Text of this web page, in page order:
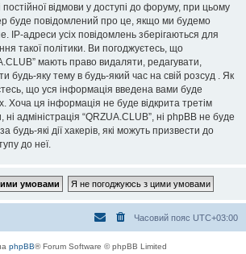
постійної відмови у доступі до форуму, при цьому
буде повідомлений про це, якщо ми будемо
IP-адреси усіх повідомлень зберігаються для
такої політики. Ви погоджуєтесь, що
мають право видаляти, редагувати,
будь-яку тему в будь-який час на свій розсуд . Як
що уся інформація введена вами буде
Хоча ця інформація не буде відкрита третім
адміністрація “QRZUA.CLUB”, ні phpBB не буде
будь-які дії хакерів, які можуть призвести до
до неї.
Часовий пояс UTC+03:00
phpBB® Forum Software © phpBB Limited